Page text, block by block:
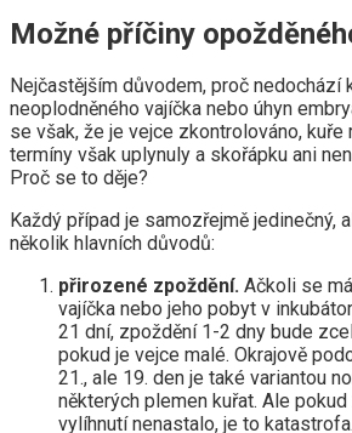
Možné příčiny
Nejčastějším důvodem, proč nedochází
neoplodněného vajíčka nebo úhyn
se však, že je vejce zkontrolováno, kuře
termíny však uplynuly a skořápku ani
Proč se to děje?
Každý případ je samozřejmě jedinečný,
několik hlavních důvodů:
přirozené zpoždění. Ačkoli se
vajíčka nebo jeho pobyt v
21 dní, zpoždění 1-2 dny bude
pokud je vejce malé. Okrajově
21., ale 19. den je také variantou
některých plemen kuřat. Ale
vylíhnutí nenastalo, je to katastrofa.